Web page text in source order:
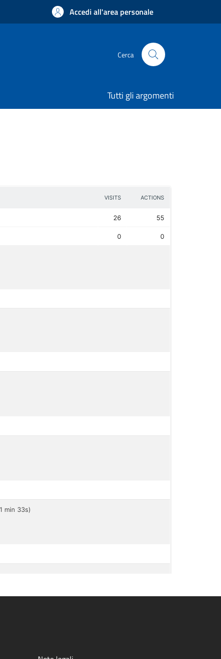
Accedi all'area personale
Cerca
Tutti gli argomenti